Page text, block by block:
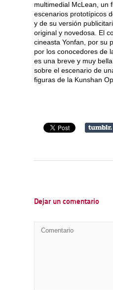
multimedial McLean, un
escenarios prototípicos
y de su versión
original y novedosa. El
cineasta Yonfan, por su
por los conocedores de
es una breve y muy
sobre el escenario de
figuras de la Kunshan
Dejar un comentario